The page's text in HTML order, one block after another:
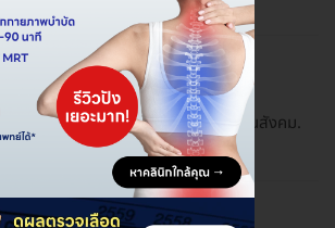
คมได้หรือไม่?
กจบน HDmall ไม่ได้เข้าร่วมสิทธิประกันสังคม.
รเครดิตในการชำระเงินได้หรือไม่?